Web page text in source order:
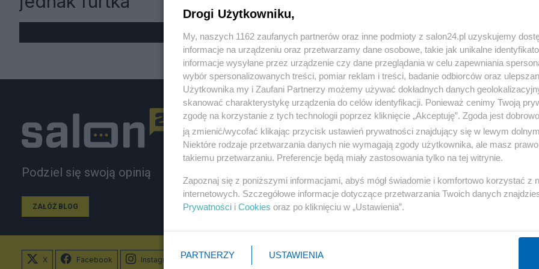
« WRÓĆ DO NOTKI
Podziel się swoją opinią
ZAŁÓŻ BLOG
Polityka
Rosja
PiS
Prezydent
NATO
Gospodarka
Biznes
Pieniądze
Inwestycje
Podatki
X Facebook Instagram
Drogi Użytkowniku,
My, naszych 1162 zaufanych partnerów oraz inne podmioty z salon24.pl uzyskujemy
informacje na urządzeniu oraz przetwarzamy dane osobowe, takie jak unikalne
informacje wysyłane przez urządzenie czy dane przeglądania w celu zapewniania
wybór spersonalizowanych treści, pomiar reklam i treści, badanie odbiorców oraz
Użytkownika my i Zaufani Partnerzy możemy używać dokładnych danych
skanować charakterystykę urządzenia do celów identyfikacji. Ponieważ cenimy Twoją
zgodę na korzystanie z tych technologii poprzez kliknięcie „Akceptuję”. Zgoda jest
ją zmienić/wycofać klikając przycisk ustawień prywatności znajdujący się w lewym
Niektóre rodzaje przetwarzania danych nie wymagają zgody użytkownika, ale masz
takiemu przetwarzaniu. Preferencje będą miały zastosowania tylko na tej witrynie.
Zapoznaj się z poniższymi informacjami, abyś mógł świadomie i komfortowo korzystać z
internetowych. Szczegółowe informacje dotyczące przetwarzania Twoich danych
Prywatności i Cookies oraz po kliknięciu w „Ustawienia”.
PARTNERZY USTAWIENIA